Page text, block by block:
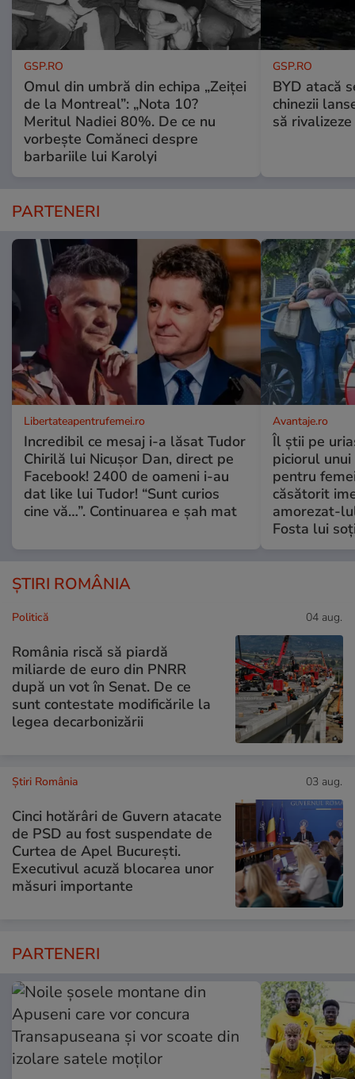
GSP.RO
Omul din umbră din echipa „Zeiței
de la Montreal”: „Nota 10?
Meritul Nadiei 80%. De ce nu
vorbește Comăneci despre
barbariile lui Karolyi
GSP.RO
BYD atacă
chinezii
să
PARTENERI
Libertateapentrufemei.ro
Incredibil ce mesaj i-a lăsat Tudor
Chirilă lui Nicușor Dan, direct pe
Facebook! 2400 de oameni i-au
dat like lui Tudor! “Sunt curios
cine vă…”. Continuarea e șah mat
Avantaje.ro
Îl știi pe
piciorul
pentru
căsătorit
amorezat-
Fosta lui
ȘTIRI ROMÂNIA
Politică 04 aug.
România riscă să piardă
miliarde de euro din PNRR
după un vot în Senat. De ce
sunt contestate modificările la
legea decarbonizării
Știri România 03 aug.
Cinci hotărâri de Guvern atacate
de PSD au fost suspendate de
Curtea de Apel București.
Executivul acuză blocarea unor
măsuri importante
PARTENERI